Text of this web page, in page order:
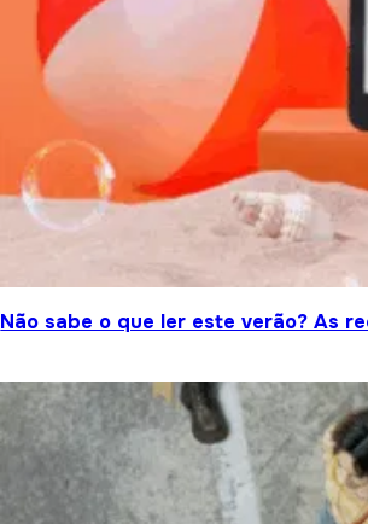
Não sabe o que ler este verão? As